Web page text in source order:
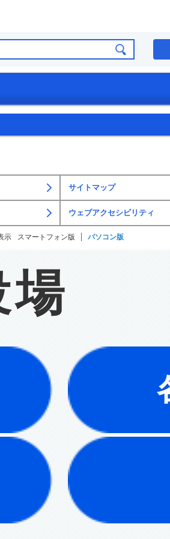
サイトマップ
ウェブアクセシビリティ
示 スマートフォン版 パソコン版
場